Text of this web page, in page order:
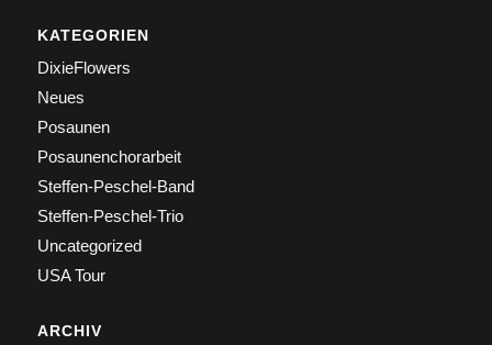
KATEGORIEN
DixieFlowers
Neues
Posaunen
Posaunenchorarbeit
Steffen-Peschel-Band
Steffen-Peschel-Trio
Uncategorized
USA Tour
ARCHIV